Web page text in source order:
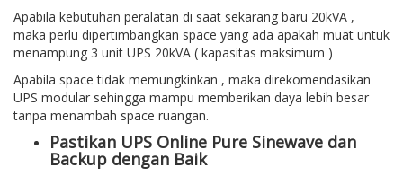
Apabila kebutuhan peralatan di saat sekarang baru 20kVA ,
maka perlu dipertimbangkan space yang ada apakah muat untuk
menampung 3 unit UPS 20kVA ( kapasitas maksimum )
Apabila space tidak memungkinkan , maka direkomendasikan
UPS modular sehingga mampu memberikan daya lebih besar
tanpa menambah space ruangan.
Pastikan UPS Online Pure Sinewave dan
Backup dengan Baik